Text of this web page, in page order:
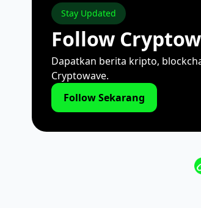
Stay Updated
Follow
Dapatkan berita kripto,
Cryptowave.
Follow Sekarang